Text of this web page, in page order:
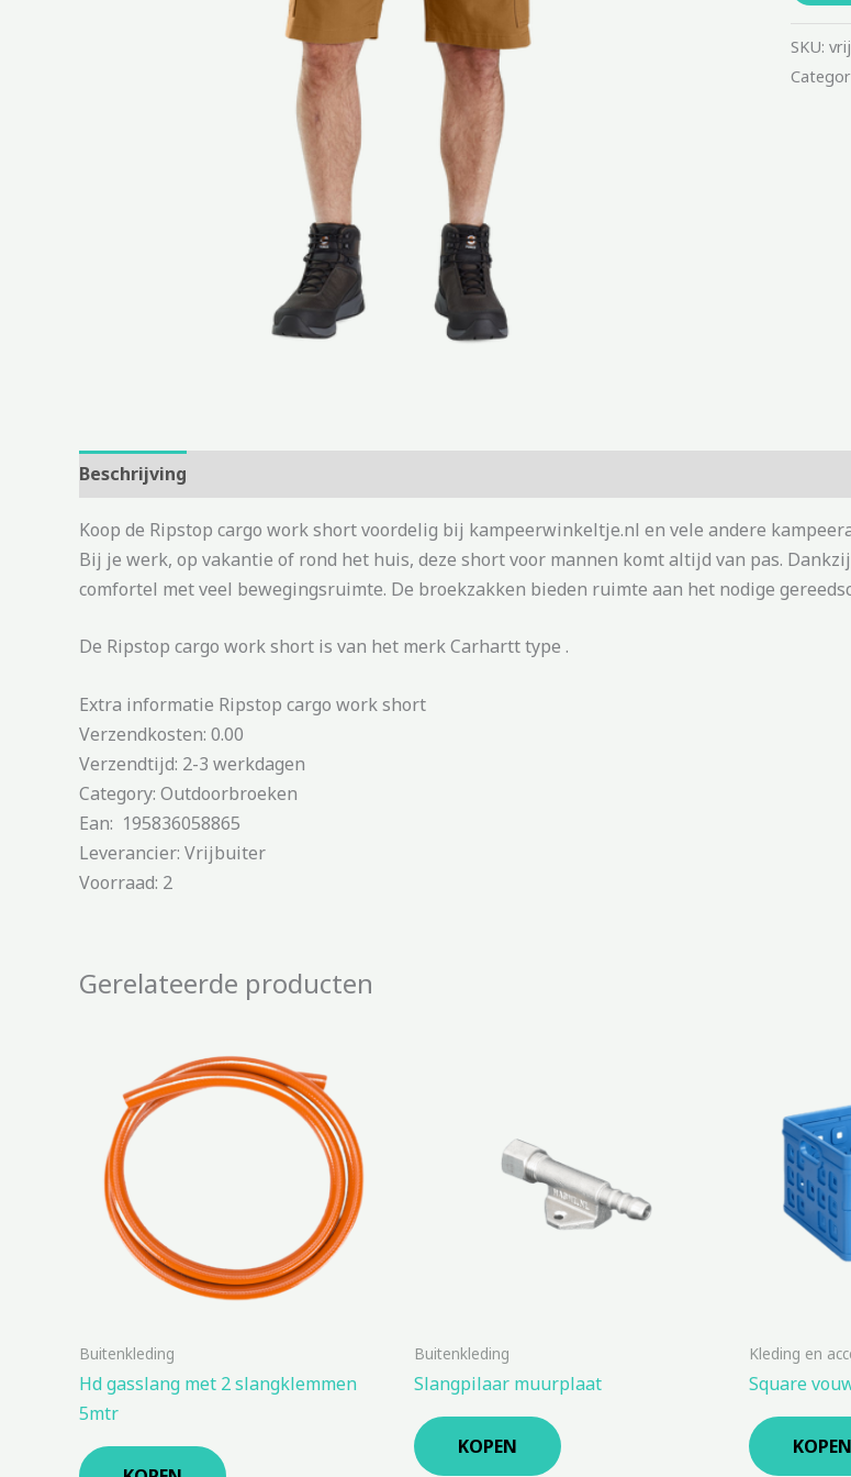
SKU:
Beschrijving
Koop de Ripstop cargo work short voordelig bij kampeerwinkeltje.nl en vele andere
Bij je werk, op vakantie of rond het huis, deze short voor mannen komt altijd van pas.
comfortel met veel bewegingsruimte. De broekzakken bieden ruimte aan het nodige
De Ripstop cargo work short is van het merk Carhartt type .
Extra informatie Ripstop cargo work short
Verzendkosten: 0.00
Verzendtijd: 2-3 werkdagen
Category: Outdoorbroeken
Ean: 195836058865
Leverancier: Vrijbuiter
Voorraad: 2
Gerelateerde producten
Buitenkleding
Hd gasslang met 2 slangklemmen
5mtr
Buitenkleding
Slangpilaar muurplaat
KOPEN
Kleding en
Square
KOPEN